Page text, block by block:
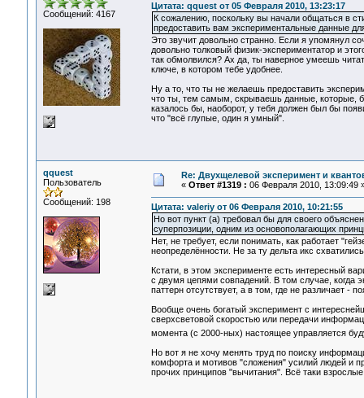
Сообщений: 4167
Цитата: qquest от 05 Февраля 2010, 13:23:17
К сожалению, поскольку вы начали общаться в
предоставить вам экспериментальные данные
Это звучит довольно странно. Если я упомянул
довольно толковый физик-экспериментатор и
так обмолвился? Ах да, ты наверное умеешь
ключе, в котором тебе удобнее.
Ну а то, что ты не желаешь предоставить
что ты, тем самым, скрываешь данные, которые,
казалось бы, наоборот, у тебя должен был бы
что "всё глупые, один я умный".
qquest
Пользователь
Сообщений: 198
Re: Двухщелевой эксперимент и
« Ответ #1319 : 06 Февраля 2010, 13:09:49
Цитата: valeriy от 06 Февраля 2010, 10:21:55
Но вот пункт (а) требовал бы для своего
суперпозиции, одним из основополагающих
Нет, не требует, если понимать, как работает
неопределённости. Не за ту дельта икс
Кстати, в этом эксперименте есть интересный
с двумя цепями совпадений. В том случае, когда
паттерн отсутствует, а в том, где не различает -
Вообще очень богатый эксперимент с
сверхсветовой скоростью или передачи
момента (с 2000-ных) настоящее управляется
Но вот я не хочу менять труд по поиску
комфорта и мотивов "сложения" усилий людей и
прочих принципов "вычитания". Всё таки